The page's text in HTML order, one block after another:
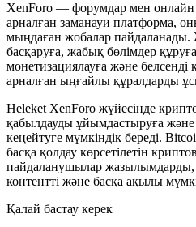
XenForo — форумдар мен онлайн
арналған заманауи платформа,
мыңдаған жобалар
басқаруға, жабық бөлімдер
монетизациялауға және
арналған ыңғайлы құралдарды
Heleket XenForo жүйесінде
қабылдауды ұйымдастыруға және
кеңейтуге мүмкіндік береді.
басқа қолдау көрсетілетін
пайдаланушылар жазылымдарды,
контентті және басқа ақылы
Қалай бастау керек